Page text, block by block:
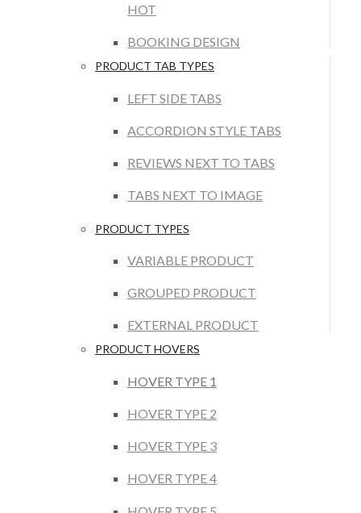
HOT
BOOKING DESIGN
PRODUCT TAB TYPES
LEFT SIDE TABS
ACCORDION STYLE TABS
REVIEWS NEXT TO TABS
TABS NEXT TO IMAGE
PRODUCT TYPES
VARIABLE PRODUCT
GROUPED PRODUCT
EXTERNAL PRODUCT
PRODUCT HOVERS
HOVER TYPE 1
HOVER TYPE 2
HOVER TYPE 3
HOVER TYPE 4